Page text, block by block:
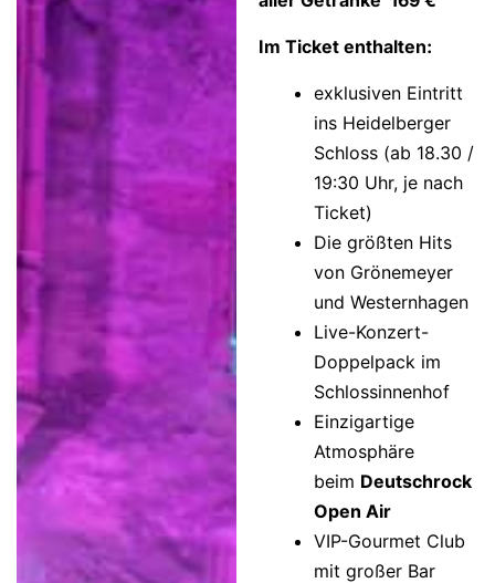
Im Ticket enthalten:
exklusiven Eintritt
ins Heidelberger
Schloss (ab 18.30 /
19:30 Uhr, je nach
Ticket)
Die größten Hits
von Grönemeyer
und Westernhagen
Live-Konzert-
Doppelpack im
Schlossinnenhof
Einzigartige
Atmosphäre
beim Deutschrock
Open Air
VIP-Gourmet Club
mit großer Bar